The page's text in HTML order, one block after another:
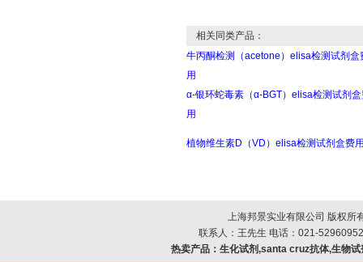
相关同类产品：
牛丙酮检测（acetone）elisa检测试剂盒
用
α-银环蛇毒素（α-BGT）elisa检测试剂
用
植物维生素D（VD）elisa检测试剂盒费
上海邦景实业有限公司 版权所
联系人：王先生 电话：021-
热卖产品： 生化试剂,santa cruz抗体,生物